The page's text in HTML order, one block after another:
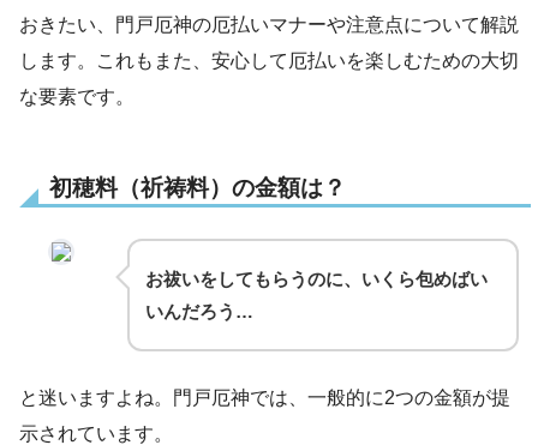
おきたい、門戸厄神の厄払いマナーや注意点について解説
します。これもまた、安心して厄払いを楽しむための大切
な要素です。
初穂料（祈祷料）の金額は？
お祓いをしてもらうのに、いくら包めばい
いんだろう…
と迷いますよね。門戸厄神では、一般的に2つの金額が提
示されています。